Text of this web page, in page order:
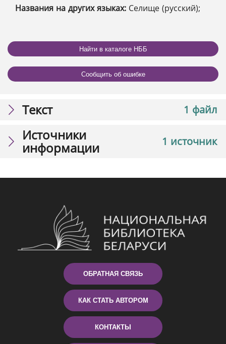
Названия на других языках: Селище (русский);
Найти в каталоге НББ
Сообщить об ошибке
1 файл
Текст
1 источник
Источники
информации
ОБРАТНАЯ СВЯЗЬ
КАК СТАТЬ АВТОРОМ
КОНТАКТЫ